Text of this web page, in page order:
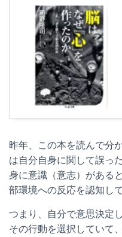
昨年、この本を読んで分
は自分自身に関して誤っ
身に意識（意志）がある
部環境への反応を認知し
つまり、自分で意思決定
その行動を選択していて